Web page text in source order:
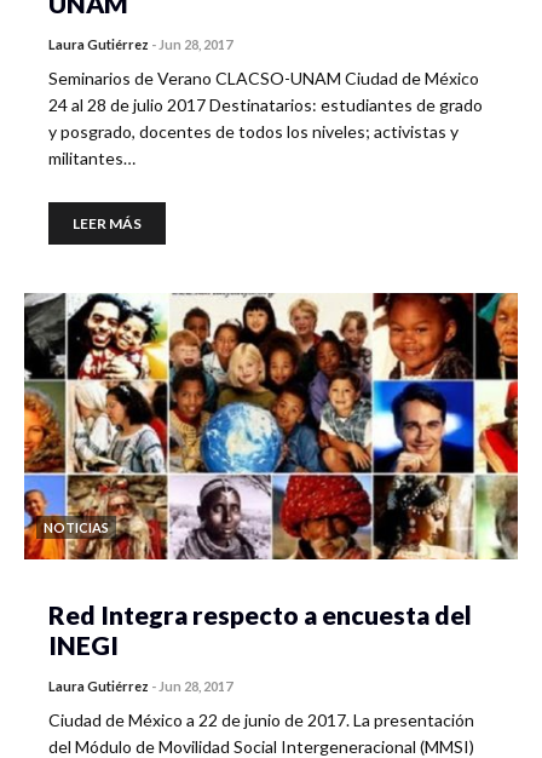
Laura Gutiérrez - Jun 28, 2017
Seminarios de Verano CLACSO-UNAM Ciudad de México
24 al 28 de julio 2017 Destinatarios: estudiantes de grado
y posgrado, docentes de todos los niveles; activistas y
militantes…
LEER MÁS
NOTICIAS
Red Integra respecto a encuesta del
INEGI
Laura Gutiérrez - Jun 28, 2017
Ciudad de México a 22 de junio de 2017. La presentación
del Módulo de Movilidad Social Intergeneracional (MMSI)